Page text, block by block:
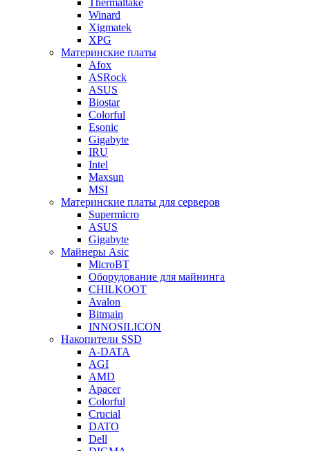
Thermaltake
Winard
Xigmatek
XPG
Материнские платы
Afox
ASRock
ASUS
Biostar
Colorful
Esonic
Gigabyte
IRU
Intel
Maxsun
MSI
Материнские платы для серверов
Supermicro
ASUS
Gigabyte
Майнеры Asic
MicroBT
Оборудование для майнинга
CHILKOOT
Avalon
Bitmain
INNOSILICON
Накопители SSD
A-DATA
AGI
AMD
Apacer
Colorful
Crucial
DATO
Dell